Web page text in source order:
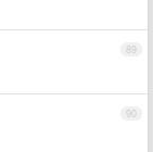
89
90